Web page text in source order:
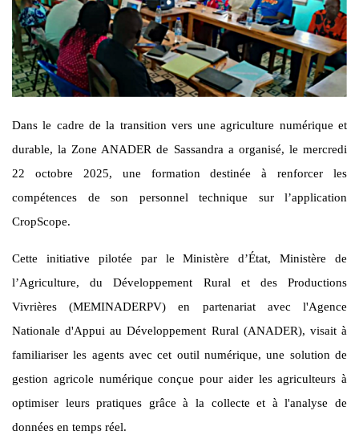
Dans le cadre de la transition vers une agriculture numérique et
durable, la Zone ANADER de Sassandra a organisé, le mercredi
22 octobre 2025, une formation destinée à renforcer les
compétences de son personnel technique sur l’application
CropScope.
Cette initiative pilotée par le Ministère d’État, Ministère de
l’Agriculture, du Développement Rural et des Productions
Vivrières (MEMINADERPV) en partenariat avec l'Agence
Nationale d'Appui au Développement Rural (ANADER), visait à
familiariser les agents avec cet outil numérique, une solution de
gestion agricole numérique conçue pour aider les agriculteurs à
optimiser leurs pratiques grâce à la collecte et à l'analyse de
données en temps réel.